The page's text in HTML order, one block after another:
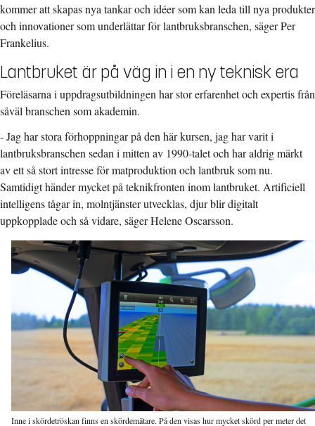
kommer att skapas nya tankar och idéer som kan leda till nya produkter
och innovationer som underlättar för lantbruksbranschen, säger Per
Frankelius.
Lantbruket är på väg in i en ny teknisk era
Föreläsarna i uppdragsutbildningen har stor erfarenhet och expertis från
såväl branschen som akademin.
- Jag har stora förhoppningar på den här kursen, jag har varit i
lantbruksbranschen sedan i mitten av 1990-talet och har aldrig märkt
av ett så stort intresse för matproduktion och lantbruk som nu.
Samtidigt händer mycket på teknikfronten inom lantbruket. Artificiell
intelligens tågar in, molntjänster utvecklas, djur blir digitalt
uppkopplade och så vidare, säger Helene Oscarsson.
Inne i skördetröskan finns en skördemätare. På den visas hur mycket skörd per meter det